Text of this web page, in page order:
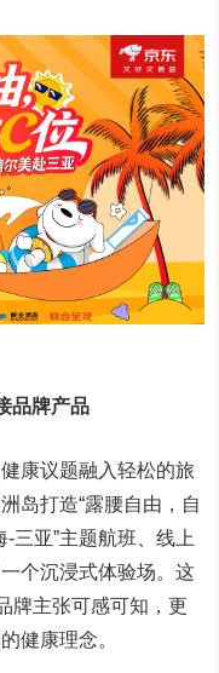
品牌产品
康议题融入轻松的旅
岛打造“露腰自由，自
三亚”主题航班、线上
个沉浸式体验场。这
牌主张可感可知，更
健康理念。